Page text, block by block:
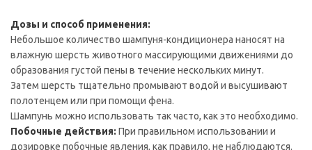
Дозы и способ применения:
Небольшое количество шампуня-кондиционера наносят на
влажную шерсть животного массирующими движениями до
образования густой пены в течение нескольких минут.
Затем шерсть тщательно промывают водой и высушивают
полотенцем или при помощи фена.
Шампунь можно использовать так часто, как это необходимо.
Побочные действия: При правильном использовании и
дозировке побочные явления, как правило, не наблюдаются.